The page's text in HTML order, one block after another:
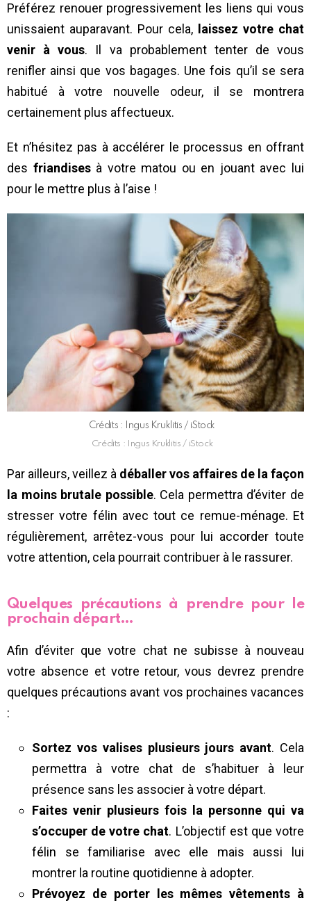
Préférez renouer progressivement les liens qui vous
unissaient auparavant. Pour cela,
laissez votre chat
venir à vous. Il va probablement tenter de vous
renifler ainsi que vos bagages. Une fois qu’il se sera
habitué à votre nouvelle odeur, il se montrera
certainement plus affectueux.
Et n’hésitez pas à accélérer le processus en offrant
des friandisesà votre matou ou en jouant avec lui
pour le mettre plus à l’aise !
Crédits : Ingus Kruklitis / iStock
Crédits : Ingus Kruklitis / iStock
Par ailleurs, veillez à déballer vos affaires de la façon
la moins brutale possible. Cela permettra d’éviter de
stresser votre félin avec tout ce remue-ménage. Et
régulièrement, arrêtez-vous pour lui accorder toute
votre attention, cela pourrait contribuer à le rassurer.
Quelques précautions à prendre pour le
prochain départ…
Afin d’éviter que votre chat ne subisse à nouveau
votre absence et votre retour, vous devrez prendre
quelques précautions avant vos prochaines vacances
:
Sortez vos valises plusieurs jours avant. Cela
permettra à votre chat de s’habituer à leur
présence sans les associer à votre départ.
Faites venir plusieurs fois la personne qui va
s’occuper de votre chat. L’objectif est que votre
félin se familiarise avec elle mais aussi lui
montrer la routine quotidienne à adopter.
Prévoyez de porter les mêmes vêtements à